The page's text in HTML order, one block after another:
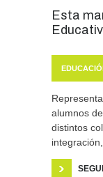
Esta
alumnos
distintos